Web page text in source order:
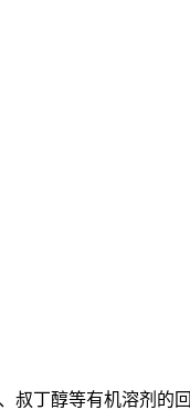
丁醇等有机溶剂